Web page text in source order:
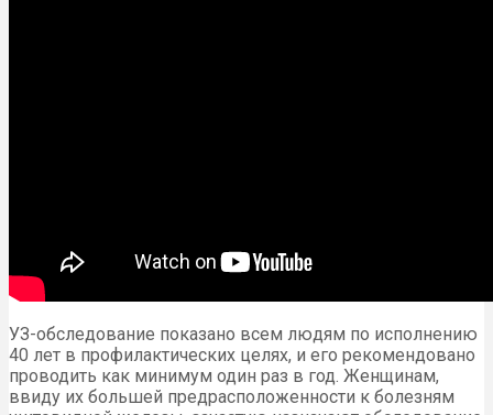
УЗ-обследование показано всем людям по исполнению
40 лет в профилактических целях, и его рекомендовано
проводить как минимум один раз в год. Женщинам,
ввиду их большей предрасположенности к болезням